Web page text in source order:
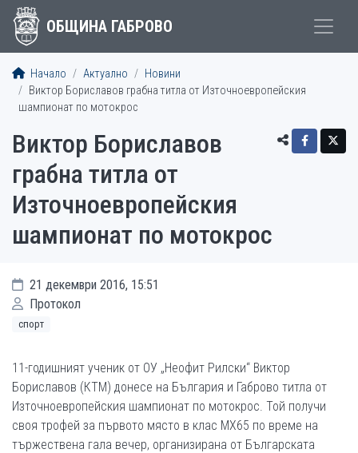
ОБЩИНА ГАБРОВО
Начало Актуално
Новини
Виктор Бориславов грабна титла от Източноевропейския
шампионат по мотокрос
Виктор Бориславов
грабна титла от
Източноевропейския
шампионат по мотокрос
21 декември 2016, 15:51
Протокол
спорт
11-годишният ученик от ОУ „Неофит Рилски“ Виктор
Бориславов (КТМ) донесе на България и Габрово титла от
Източноевропейския шампионат по мотокрос. Той получи
своя трофей за първото място в клас МХ65 по време на
тържествена гала вечер, организирана от Българската